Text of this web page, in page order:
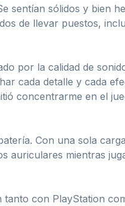
sentían sólidos y bien
de llevar puestos,
por la calidad de
cada detalle y cada
concentrarme en el
Con una sola
auriculares mientras
tanto con PlayStation